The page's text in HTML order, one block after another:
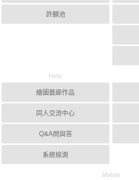
許願池
Help
繪圖藝廊作品
同人交流中心
Q&A問與答
系統檢測
Mobile